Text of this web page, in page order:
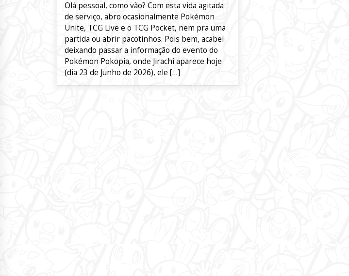
Olá pessoal, como vão? Com esta vida agitada
de serviço, abro ocasionalmente Pokémon
Unite, TCG Live e o TCG Pocket, nem pra uma
partida ou abrir pacotinhos. Pois bem, acabei
deixando passar a informação do evento do
Pokémon Pokopia, onde Jirachi aparece hoje
(dia 23 de Junho de 2026), ele […]